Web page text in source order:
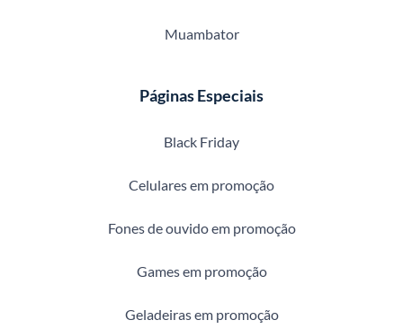
Muambator
Páginas Especiais
Black Friday
Celulares em promoção
Fones de ouvido em promoção
Games em promoção
Geladeiras em promoção